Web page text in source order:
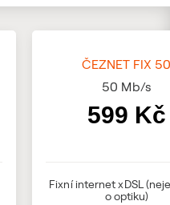
ČEZNET FIX
50 Mb/s
599 Kč
Fixní internet xDSL
o optiku)